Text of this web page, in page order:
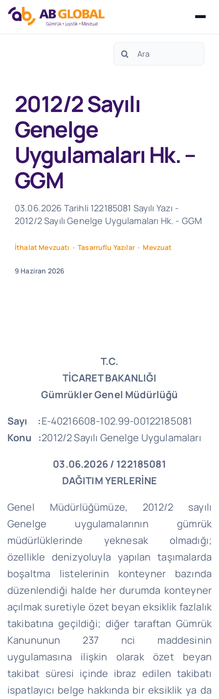
Search
2012/2 Sayılı
Genelge
Uygulamaları Hk. –
GGM
03.06.2026 Tarihli 122185081 Sayılı Yazı -
2012/2 Sayılı Genelge Uygulamaları Hk. - GGM
İthalat Mevzuatı •Tasarruflu Yazılar• Mevzuat
9 Haziran 2026
T.C.
TİCARET BAKANLIĞI
Gümrükler Genel Müdürlüğü
Sayı :E-40216608-102.99-00122185081
Konu :2012/2 Sayılı Genelge Uygulamaları
03.06.2026 / 122185081
DAĞITIM YERLERİNE
Genel Müdürlüğümüze, 2012/2 sayılı
Genelge uygulamalarının gümrük
müdürlüklerinde yeknesak olmadığı;
özellikle denizyoluyla yapılan taşımalarda
boşaltma listelerinin konteyner bazında
düzenlendiği halde her durumda konteyner
açılmak suretiyle özet beyan eksiklik fazlalık
takibatına geçildiği; diğer taraftan Gümrük
Kanununun 237 nci maddesinin
uygulamasına ilişkin olarak özet beyan
takibat süresi içinde ibraz edilen takibatı
ispatlayıcı belge hakkında bir eksiklik ya da